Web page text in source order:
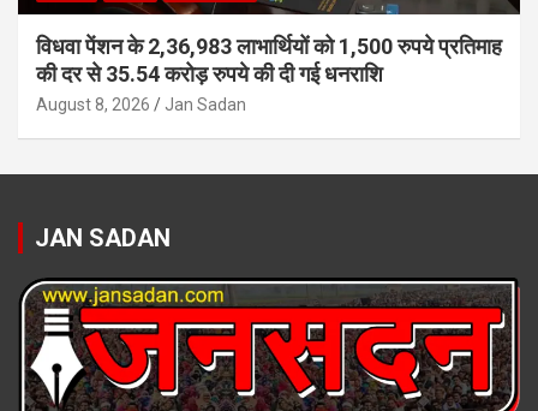
विधवा पेंशन के 2,36,983 लाभार्थियों को 1,500 रुपये प्रतिमाह
की दर से 35.54 करोड़ रुपये की दी गई धनराशि
August 8, 2026 Jan Sadan
JAN SADAN